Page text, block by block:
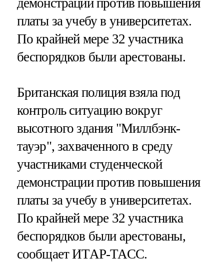
демонстрации против повышения
платы за учебу в университетах.
По крайней мере 32 участника
беспорядков были арестованы.
Британская полиция взяла под
контроль ситуацию вокруг
высотного здания "Миллбэнк-
тауэр", захваченного в среду
участниками студенческой
демонстрации против повышения
платы за учебу в университетах.
По крайней мере 32 участника
беспорядков были арестованы,
сообщает ИТАР-ТАСС.